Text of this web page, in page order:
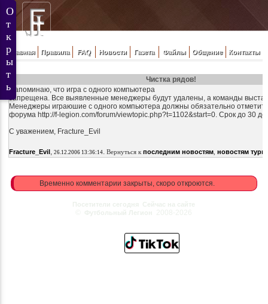
Главная Правила FAQ Новости Газета Файлы Общение Контакты
Чистка рядов!
Напоминаю, что игра с одного компьютера
запрещена. Все выявленные менеджеры будут удалены, а команды
Менеджеры играюшие с одного компьютера должны обязательно
форума http://f-legion.com/forum/viewtopic.php?t=1102&start=0. Срок до 30
С уважением, Fracture_Evil
Fracture_Evil, 26.12.2006 13:36:14. Вернуться к последним новостям, новостям
Временно комментарии закрыты, скоро откроются.